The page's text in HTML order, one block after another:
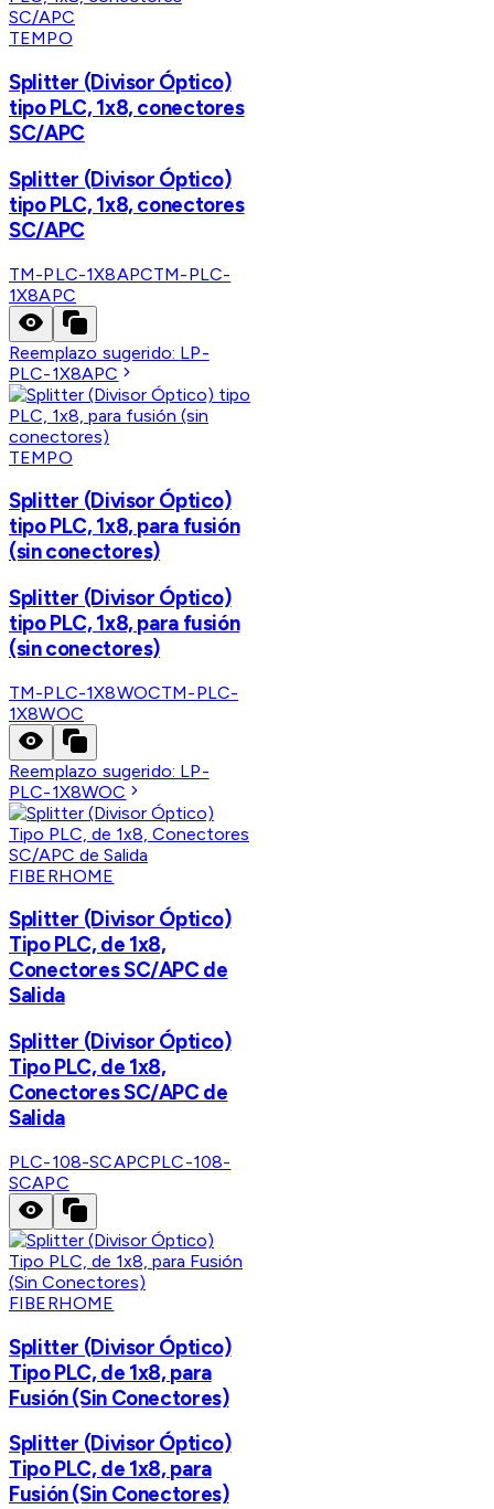
TEMPO
Splitter (Divisor Óptico)
tipo PLC, 1x8, conectores
SC/APC
Splitter (Divisor Óptico)
tipo PLC, 1x8, conectores
SC/APC
TM-PLC-1X8APCTM-PLC-
1X8APC
Reemplazo sugerido: LP-
PLC-1X8APC
TEMPO
Splitter (Divisor Óptico)
tipo PLC, 1x8, para fusión
(sin conectores)
Splitter (Divisor Óptico)
tipo PLC, 1x8, para fusión
(sin conectores)
TM-PLC-1X8WOCTM-PLC-
1X8WOC
Reemplazo sugerido: LP-
PLC-1X8WOC
FIBERHOME
Splitter (Divisor Óptico)
Tipo PLC, de 1x8,
Conectores SC/APC de
Salida
Splitter (Divisor Óptico)
Tipo PLC, de 1x8,
Conectores SC/APC de
Salida
PLC-108-SCAPCPLC-108-
SCAPC
FIBERHOME
Splitter (Divisor Óptico)
Tipo PLC, de 1x8, para
Fusión (Sin Conectores)
Splitter (Divisor Óptico)
Tipo PLC, de 1x8, para
Fusión (Sin Conectores)